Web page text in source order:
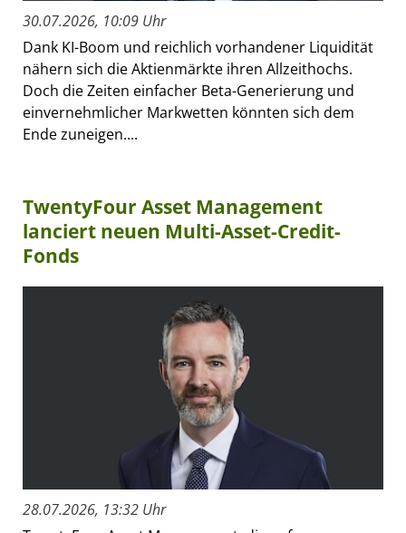
30.07.2026, 10:09 Uhr
Dank KI-Boom und reichlich vorhandener Liquidität
nähern sich die Aktienmärkte ihren Allzeithochs.
Doch die Zeiten einfacher Beta-Generierung und
einvernehmlicher Markwetten könnten sich dem
Ende zuneigen....
TwentyFour Asset Management
lanciert neuen Multi-Asset-Credit-
Fonds
28.07.2026, 13:32 Uhr